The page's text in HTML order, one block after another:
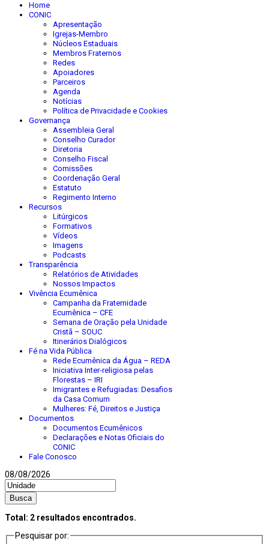
Home
CONIC
Apresentação
Igrejas-Membro
Núcleos Estaduais
Membros Fraternos
Redes
Apoiadores
Parceiros
Agenda
Notícias
Política de Privacidade e Cookies
Governança
Assembleia Geral
Conselho Curador
Diretoria
Conselho Fiscal
Comissões
Coordenação Geral
Estatuto
Regimento Interno
Recursos
Litúrgicos
Formativos
Vídeos
Imagens
Podcasts
Transparência
Relatórios de Atividades
Nossos Impactos
Vivência Ecumênica
Campanha da Fraternidade
Ecumênica – CFE
Semana de Oração pela Unidade
Cristã – SOUC
Itinerários Dialógicos
Fé na Vida Pública
Rede Ecumênica da Água – REDA
Iniciativa Inter-religiosa pelas
Florestas – IRI
Imigrantes e Refugiadas: Desafios
da Casa Comum
Mulheres: Fé, Direitos e Justiça
Documentos
Documentos Ecumênicos
Declarações e Notas Oficiais do
CONIC
Fale Conosco
08/08/2026
Busca
Total: 2 resultados encontrados.
Pesquisar por: